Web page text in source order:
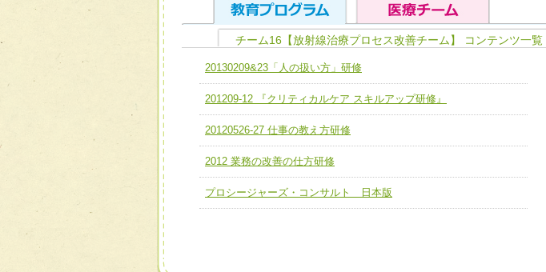
ユニット１ 医療人としての基礎能力
全人的医療を実践する医療人として、必要な基礎能力を身につ
ける
ユニット２ チーム医療構成力
必要に応じて柔軟に医療チームを組織し、強調できる
ユニット３ 多職種連携力
他職種の視点とスキルを学び、相互理解と連携を深める
チーム01【病院内横断的問題解決チーム】
チーム02【地域医療連携推進による高度医療を必要とする在
宅患者等支援チーム】
チーム03【癌患者服薬サポートチーム】
チーム04【口腔ケアチーム】
チーム16【放射線治療プロセス改善チーム】 コンテンツ一覧
20130209&23「人の扱い方」研修
201209-12 『クリティカルケア スキルアップ研修』
20120526-27 仕事の教え方研修
2012 業務の改善の仕方研修
プロシージャーズ・コンサルト 日本版